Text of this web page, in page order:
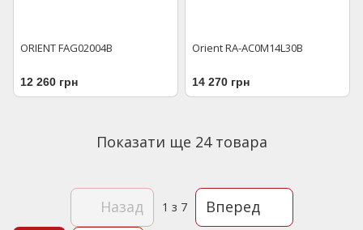
ORIENT FAG02004B
12 260 грн
Orient RA-AC0M14L30B
14 270 грн
Показати ще 24 товара
Назад 1 з 7 Вперед